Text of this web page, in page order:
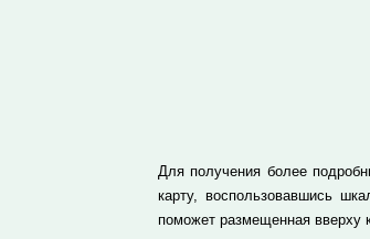
Для получения более
карту, воспользовавшись
поможет размещенная вверху